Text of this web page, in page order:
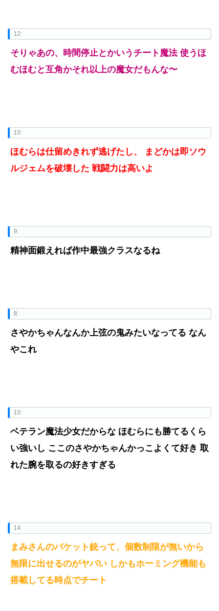
12:
そりゃあの、時間停止とかいうチート魔法 使うほ
むほむと互角かそれ以上の魔女だもんな〜
15:
ほむらは仕留めきれず逃げたし、 まどかは即ソウ
ルジェムを破壊した 戦闘力は高いよ
9:
精神面鍛えれば作中最強クラスなるね
8:
さやかちゃんなんか上弦の鬼みたいなってる なん
やこれ
10:
ベテラン魔法少女だからな ほむらにも勝てるくら
い強いし ここのさやかちゃんかっこよくて好き 取
れた腕を取るの好きすぎる
14:
まみさんのバケット銃って、個数制限が無いから
無限に出せるのがヤバい しかもホーミング機能も
搭載してる時点でチート